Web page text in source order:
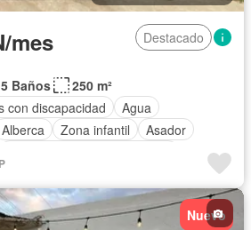
mes
Destacado
Baños
250 m²
con discapacidad
Agua
Alberca Zona infantil
Asador
Cuarto de servicio
Electricidad
Jardín
Despacho
Nuevo